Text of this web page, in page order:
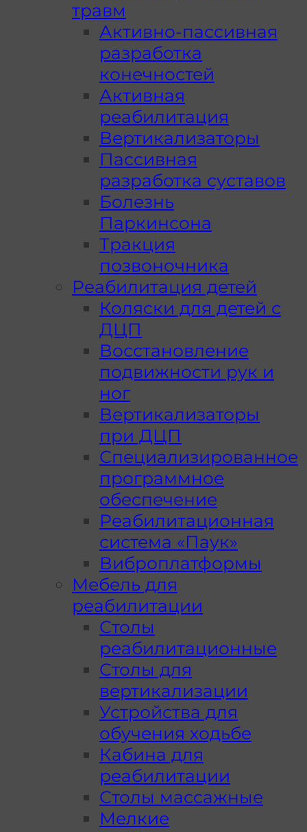
травм
Активно-пассивная
разработка
конечностей
Активная
реабилитация
Вертикализаторы
Пассивная
разработка суставов
Болезнь
Паркинсона
Тракция
позвоночника
Реабилитация детей
Коляски для детей с
ДЦП
Восстановление
подвижности рук и
ног
Вертикализаторы
при ДЦП
Специализированное
программное
обеспечение
Реабилитационная
система «Паук»
Виброплатформы
Мебель для
реабилитации
Столы
реабилитационные
Столы для
вертикализации
Устройства для
обучения ходьбе
Кабина для
реабилитации
Столы массажные
Мелкие